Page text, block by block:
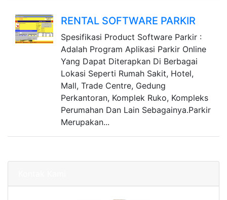
RENTAL SOFTWARE PARKIR
Spesifikasi Product Software Parkir :
Adalah Program Aplikasi Parkir Online
Yang Dapat Diterapkan Di Berbagai
Lokasi Seperti Rumah Sakit, Hotel,
Mall, Trade Centre, Gedung
Perkantoran, Komplek Ruko, Kompleks
Perumahan Dan Lain Sebagainya.Parkir
Merupakan...